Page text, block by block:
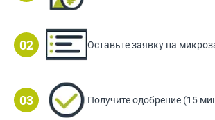
Оставьте заявку на
Получите одобрение (15